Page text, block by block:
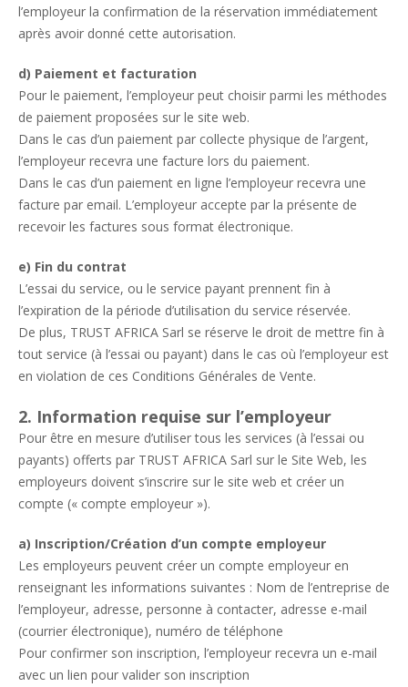
l’employeur la confirmation de la réservation immédiatement
après avoir donné cette autorisation.
d) Paiement et facturation
Pour le paiement, l’employeur peut choisir parmi les méthodes
de paiement proposées sur le site web.
Dans le cas d’un paiement par collecte physique de l’argent,
l’employeur recevra une facture lors du paiement.
Dans le cas d’un paiement en ligne l’employeur recevra une
facture par email. L’employeur accepte par la présente de
recevoir les factures sous format électronique.
e) Fin du contrat
L’essai du service, ou le service payant prennent fin à
l’expiration de la période d’utilisation du service réservée.
De plus, TRUST AFRICA Sarl se réserve le droit de mettre fin à
tout service (à l’essai ou payant) dans le cas où l’employeur est
en violation de ces Conditions Générales de Vente.
2. Information requise sur l’employeur
Pour être en mesure d’utiliser tous les services (à l’essai ou
payants) offerts par TRUST AFRICA Sarl sur le Site Web, les
employeurs doivent s’inscrire sur le site web et créer un
compte (« compte employeur »).
a) Inscription/Création d’un compte employeur
Les employeurs peuvent créer un compte employeur en
renseignant les informations suivantes : Nom de l’entreprise de
l’employeur, adresse, personne à contacter, adresse e-mail
(courrier électronique), numéro de téléphone
Pour confirmer son inscription, l’employeur recevra un e-mail
avec un lien pour valider son inscription